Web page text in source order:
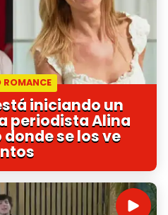
ROMANCE
iniciando un
periodista Alina
se los ve